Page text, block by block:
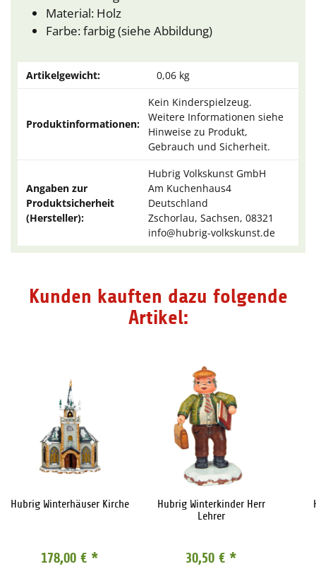
Material: Holz
Farbe: farbig (siehe Abbildung)
Artikelgewicht: 0,06 kg
Produktinformationen:
Kein Kinderspielzeug.
Weitere Informationen siehe
Hinweise zu Produkt,
Gebrauch und Sicherheit.
Angaben zur
Produktsicherheit
(Hersteller):
Hubrig Volkskunst GmbH
Am Kuchenhaus4
Deutschland
Zschorlau, Sachsen, 08321
info@hubrig-volkskunst.de
Kunden kauften dazu folgende
Artikel:
Hubrig Winterhäuser Kirche
178,00 € *
Hubrig Winterkinder Herr
Lehrer
30,50 € *